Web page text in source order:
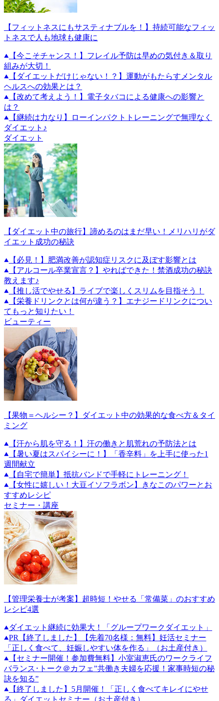
【フィットネスにもサスティナブルを！】持続可能なフィッ
トネスで人も地球も健康に
【今こそチャンス！】フレイル予防は早めの気付き＆取り
組みが大切！
【ダイエットだけじゃない！？】運動がもたらすメンタル
ヘルスへの効果とは？
【改めて考えよう！】電子タバコによる健康への影響と
は？
【継続は力なり】ローインパクトトレーニングで無理なく
ダイエット♪
ダイエット
【ダイエット中の旅行】諦めるのはまだ早い！メリハリがダ
イエット成功の秘訣
【必見！】肥満改善が認知症リスクに及ぼす影響とは
【アルコール卒業宣言？】やればできた！禁酒成功の秘訣
教えます♪
【推し活でやせる】ライブで楽しくスリムを目指そう！
【栄養ドリンクとは何が違う？】エナジードリンクについ
てもっと知りたい！
ビューティー
【果物＝ヘルシー？】ダイエット中の効果的な食べ方＆タイ
ミング
【汗から肌を守る！】汗の働きと肌荒れの予防法とは
【暑い夏はスパイシーに！】「香辛料」を上手に使った1
週間献立
【自宅で簡単】抵抗バンドで手軽にトレーニング！
【女性に嬉しい！大豆イソフラボン】きなこのパワーとお
すすめレシピ
セミナー・講座
【管理栄養士が考案】超時短！やせる「常備菜」のおすすめ
レシピ4選
ダイエット継続に効果大！「グループワークダイエット」
PR 【終了しました】【先着70名様：無料】妊活セミナー
「正しく食べて、妊娠しやすい体を作る」（お土産付き）
【セミナー開催！参加費無料】小室淑恵氏のワークライフ
バランス･トーク＠カフェ”共働き夫婦を応援！家事時短の秘
訣を知る”
【終了しました】5月開催！「正しく食べてキレイにやせ